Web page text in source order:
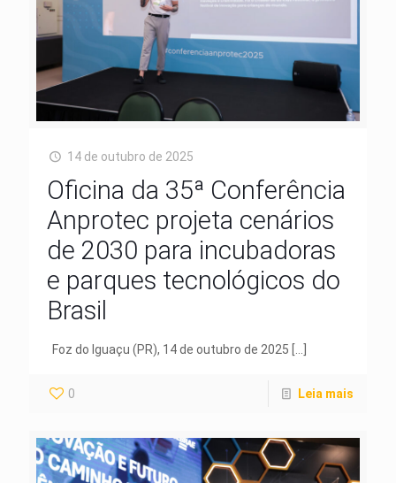
14 de outubro de 2025
Oficina da 35ª Conferência
Anprotec projeta cenários
de 2030 para incubadoras
e parques tecnológicos do
Brasil
Foz do Iguaçu (PR), 14 de outubro de 2025 […]
0 Leia mais